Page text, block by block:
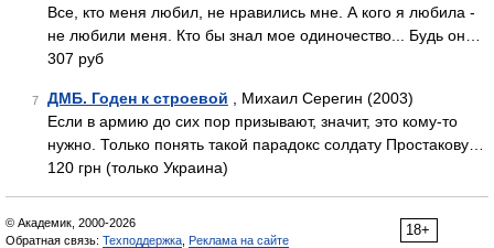
Все, кто меня любил, не нравились мне. А кого я любила -
не любили меня. Кто бы знал мое одиночество... Будь он…
307 руб
7 ДМБ. Годен к строевой , Михаил Серегин (2003)
Если в армию до сих пор призывают, значит, это кому-то
нужно. Только понять такой парадокс солдату Простакову…
120 грн (только Украина)
18+
© Академик, 2000-2026
Обратная связь: Техподдержка Реклама на сайте